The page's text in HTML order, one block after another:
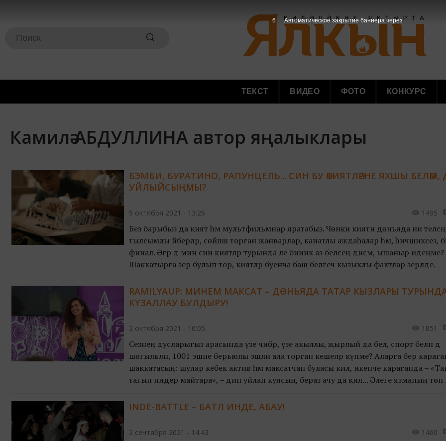
ТЕКСТ ВИДЕО ФОТО КОНКУРС
Камилә АБДУЛЛИНА автор яңалыклары
БЭМБИ, БУРАТИНО, РАПУНЦЕЛЬ... СИН БУ ӘКИЯТЛӘРНЕ ЯХШЫ БЕЛӘМ,
УЙЛЫЙСЫҢМЫ?
9 октября 2021 - 13:26 1495
Без барыбыз да әкият hәм мультфильмнар яратабыз. Чөнки әкияти дөньяда ни
тылсымлы әйберләр, сөйләшә торган җанварлар, канатлы аждаһалар hәм, hичшиксез,
финал. Әгәр дә мин син әкиятләр турында әле бииик аз беләсең дисәм, ышаныр идеңме?
Шаккатырга әзер булып тор, әкиятләр буенча баш белгеч кызыклы фактлар әзерләде.
RAMILYAUP: МИНЕМ МАКСАТ – ДӨНЬЯДА ТАТАР КЫЗЛАРЫ
КҮЗАЛЛАУ БУЛДЫРУ!
2 октября 2021 - 10:05 1851
Сезнең дусларыгыз арасында үзе чибәр, үзе акыллы, җырлый да белә, спорт белән дә
шөгыльләнә, 1001 эшне берьюлы эшли ала торган кешеләр күпме? Аларга бер
шаккатасың: шулар кебек актив һәм максатчан буласы килә, икенче караганда –
тагын нидер майтара», – дип уйлап куясың, бераз ачу да килә... Әлеге язманың төп
INDE-BATTLE – БАТЛ ИНДЕ, АБАУ!
2 сентября 2021 - 14:43 1460
5 Автоматическое закрытие баннера через